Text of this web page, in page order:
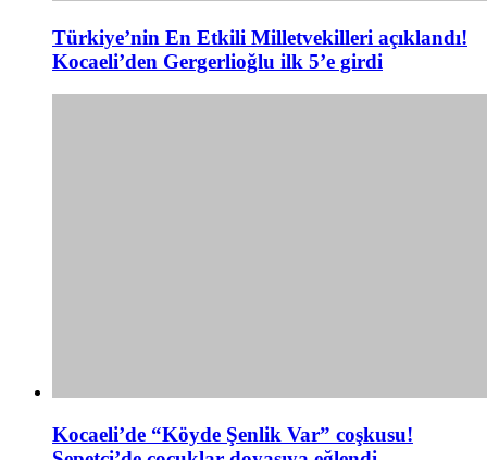
Türkiye’nin En Etkili Milletvekilleri açıklandı!
Kocaeli’den Gergerlioğlu ilk 5’e girdi
Kocaeli’de “Köyde Şenlik Var” coşkusu!